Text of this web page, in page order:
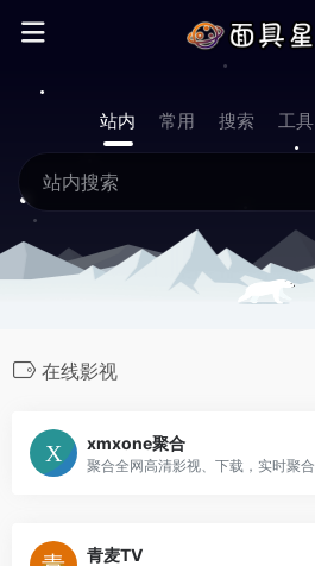
站内 常用 搜索 工具
在线影视
xmxone聚合
青麦TV